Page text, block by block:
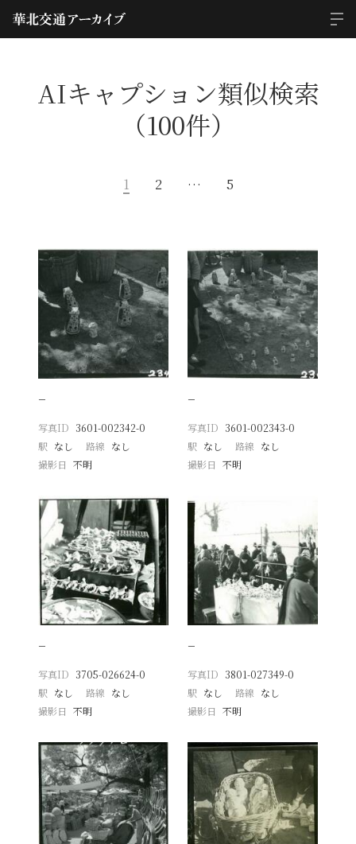
AIキャプション類似検索
（100件）
1 2 … 5
−
写真ID 3601-002342-0
駅 なし 路線 なし
撮影日
不明
−
写真ID 3601-002343-0
駅 なし 路線 なし
撮影日 不明
−
写真ID 3705-026624-0
駅 なし 路線 なし
撮影日
不明
−
写真ID 3801-027349-0
駅 なし 路線 なし
撮影日 不明